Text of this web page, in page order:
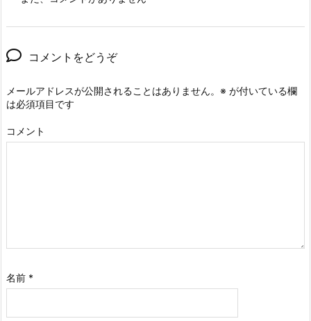
コメントをどうぞ
メールアドレスが公開されることはありません。 ※ が付いている欄
は必須項目です
コメント
名前 *